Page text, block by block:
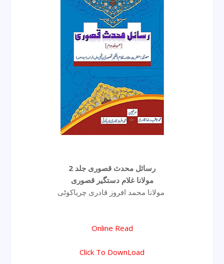
رسائل محدث قصوری جلد 2
مولانا غلام دستگیر قصوری
Online Read
Click To DownLoad